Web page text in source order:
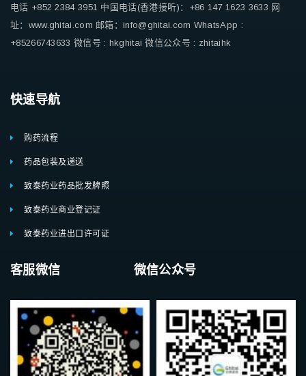
电话 +852 2384 3951 中国电话(香港接听)：+86 147 1623 3633 网
址：www.ghitai.com 邮箱：info@ghitai.com WhatsApp :
+85266743633 微信号 : hkghitai 微信公众号 : zhitaihk
快速导航
购药流程
药品包装及递送
致泰药业药品批发牌照
致泰药业商业登记证
致泰药业进出口许可证
客服微信 微信公众号